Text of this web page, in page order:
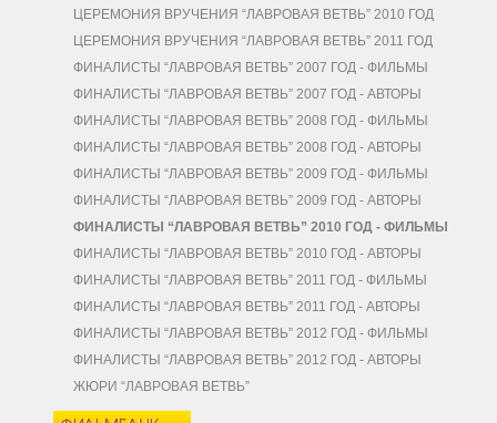
ЦЕРЕМОНИЯ ВРУЧЕНИЯ “ЛАВРОВАЯ ВЕТВЬ” 2010 ГОД
ЦЕРЕМОНИЯ ВРУЧЕНИЯ “ЛАВРОВАЯ ВЕТВЬ” 2011 ГОД
ФИНАЛИСТЫ “ЛАВРОВАЯ ВЕТВЬ” 2007 ГОД - ФИЛЬМЫ
ФИНАЛИСТЫ “ЛАВРОВАЯ ВЕТВЬ” 2007 ГОД - АВТОРЫ
ФИНАЛИСТЫ “ЛАВРОВАЯ ВЕТВЬ” 2008 ГОД - ФИЛЬМЫ
ФИНАЛИСТЫ “ЛАВРОВАЯ ВЕТВЬ” 2008 ГОД - АВТОРЫ
ФИНАЛИСТЫ “ЛАВРОВАЯ ВЕТВЬ” 2009 ГОД - ФИЛЬМЫ
ФИНАЛИСТЫ “ЛАВРОВАЯ ВЕТВЬ” 2009 ГОД - АВТОРЫ
ФИНАЛИСТЫ “ЛАВРОВАЯ ВЕТВЬ” 2010 ГОД - ФИЛЬМЫ
ФИНАЛИСТЫ “ЛАВРОВАЯ ВЕТВЬ” 2010 ГОД - АВТОРЫ
ФИНАЛИСТЫ “ЛАВРОВАЯ ВЕТВЬ” 2011 ГОД - ФИЛЬМЫ
ФИНАЛИСТЫ “ЛАВРОВАЯ ВЕТВЬ” 2011 ГОД - АВТОРЫ
ФИНАЛИСТЫ “ЛАВРОВАЯ ВЕТВЬ” 2012 ГОД - ФИЛЬМЫ
ФИНАЛИСТЫ “ЛАВРОВАЯ ВЕТВЬ” 2012 ГОД - АВТОРЫ
ЖЮРИ “ЛАВРОВАЯ ВЕТВЬ”